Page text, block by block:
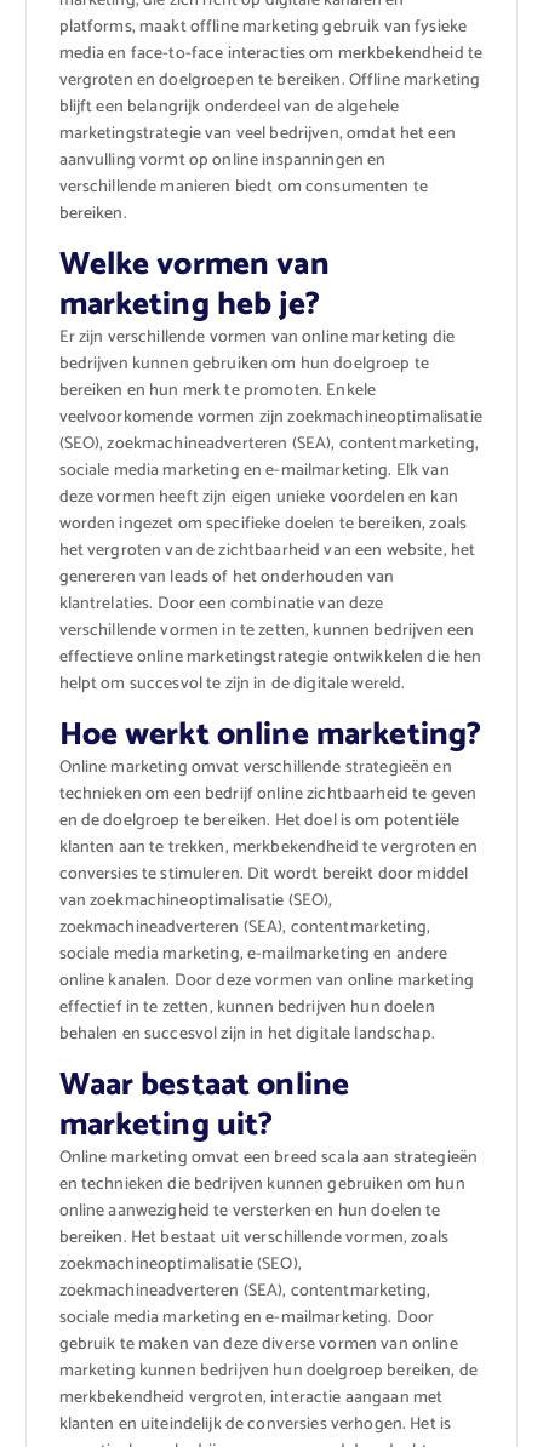
platforms, maakt offline marketing gebruik van fysieke
media en face-to-face interacties om merkbekendheid te
vergroten en doelgroepen te bereiken. Offline marketing
blijft een belangrijk onderdeel van de algehele
marketingstrategie van veel bedrijven, omdat het een
aanvulling vormt op online inspanningen en
verschillende manieren biedt om consumenten te
bereiken.
Welke vormen van
marketing heb je?
Er zijn verschillende vormen van online marketing die
bedrijven kunnen gebruiken om hun doelgroep te
bereiken en hun merk te promoten. Enkele
veelvoorkomende vormen zijn zoekmachineoptimalisatie
(SEO), zoekmachineadverteren (SEA), contentmarketing,
sociale media marketing en e-mailmarketing. Elk van
deze vormen heeft zijn eigen unieke voordelen en kan
worden ingezet om specifieke doelen te bereiken, zoals
het vergroten van de zichtbaarheid van een website, het
genereren van leads of het onderhouden van
klantrelaties. Door een combinatie van deze
verschillende vormen in te zetten, kunnen bedrijven een
effectieve online marketingstrategie ontwikkelen die hen
helpt om succesvol te zijn in de digitale wereld.
Hoe werkt online marketing?
Online marketing omvat verschillende strategieën en
technieken om een bedrijf online zichtbaarheid te geven
en de doelgroep te bereiken. Het doel is om potentiële
klanten aan te trekken, merkbekendheid te vergroten en
conversies te stimuleren. Dit wordt bereikt door middel
van zoekmachineoptimalisatie (SEO),
zoekmachineadverteren (SEA), contentmarketing,
sociale media marketing, e-mailmarketing en andere
online kanalen. Door deze vormen van online marketing
effectief in te zetten, kunnen bedrijven hun doelen
behalen en succesvol zijn in het digitale landschap.
Waar bestaat online
marketing uit?
Online marketing omvat een breed scala aan strategieën
en technieken die bedrijven kunnen gebruiken om hun
online aanwezigheid te versterken en hun doelen te
bereiken. Het bestaat uit verschillende vormen, zoals
zoekmachineoptimalisatie (SEO),
zoekmachineadverteren (SEA), contentmarketing,
sociale media marketing en e-mailmarketing. Door
gebruik te maken van deze diverse vormen van online
marketing kunnen bedrijven hun doelgroep bereiken, de
merkbekendheid vergroten, interactie aangaan met
klanten en uiteindelijk de conversies verhogen. Het is